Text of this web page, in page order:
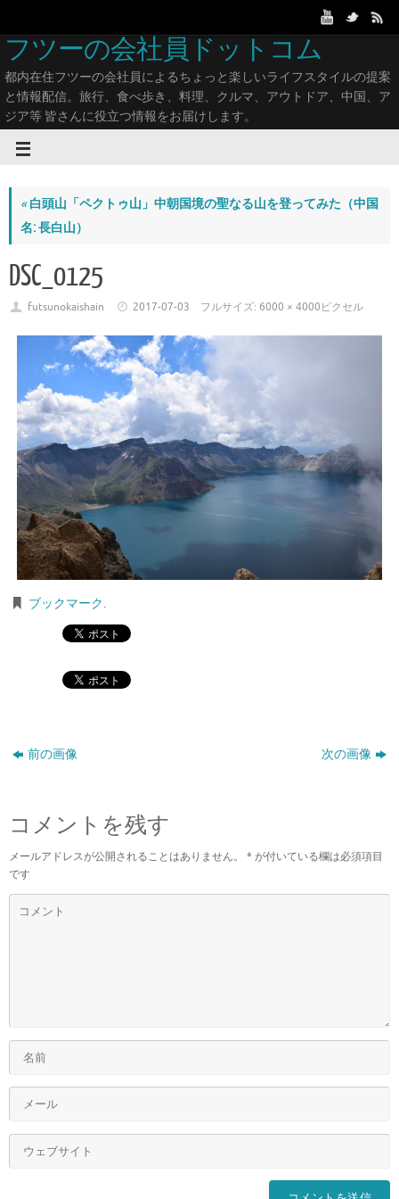
フツーの会社員ドットコム
都内在住フツーの会社員によるちょっと楽しいライフスタイルの提案
と情報配信。旅行、食べ歩き、料理、クルマ、アウトドア、中国、ア
ジア等 皆さんに役立つ情報をお届けします。
«白頭山「ペクトゥ山」中朝国境の聖なる山を登ってみた（中国
名: 長白山）
DSC_0125
futsunokaishain 2017-07-03 フルサイズ: 6000 × 4000ピクセル
ブックマーク.
前の画像 次の画像
コメントを残す
メールアドレスが公開されることはありません。 *が付いている欄は必須項目
です